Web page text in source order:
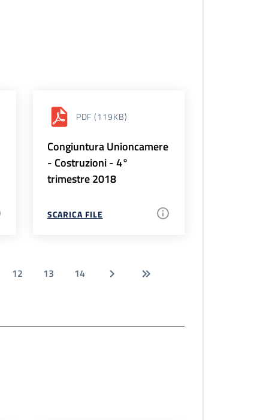
PDF (119KB)
Congiuntura Unioncamere
- Costruzioni - 4°
trimestre 2018
SCARICA FILE
12 13 14